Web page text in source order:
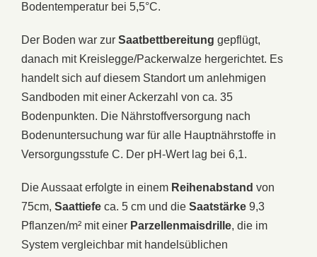
Bodentemperatur bei 5,5°C.
Der Boden war zur Saatbettbereitung gepflügt,
danach mit Kreislegge/Packerwalze hergerichtet. Es
handelt sich auf diesem Standort um anlehmigen
Sandboden mit einer Ackerzahl von ca. 35
Bodenpunkten. Die Nährstoffversorgung nach
Bodenuntersuchung war für alle Hauptnährstoffe in
Versorgungsstufe C. Der pH-Wert lag bei 6,1.
Die Aussaat erfolgte in einem Reihenabstand von
75cm, Saattiefe ca. 5 cm und die Saatstärke 9,3
Pflanzen/m² mit einer Parzellenmaisdrille, die im
System vergleichbar mit handelsüblichen